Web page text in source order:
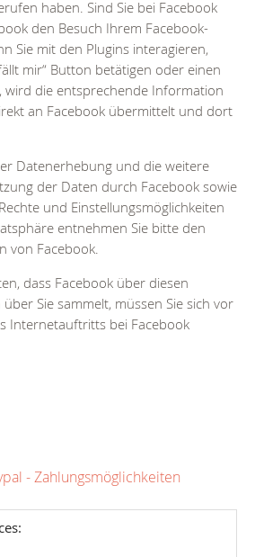
haben. Sind Sie bei Facebook
den Besuch Ihrem Facebook-
Sie mit den Plugins interagieren,
mir“ Button betätigen oder einen
wird die entsprechende Information
an Facebook übermittelt und dort
Datenerhebung und die weitere
der Daten durch Facebook sowie
und Einstellungsmöglichkeiten
entnehmen Sie bitte den
von Facebook.
dass Facebook über diesen
Sie sammelt, müssen Sie sich vor
Internetauftritts bei Facebook
- Zahlungsmöglichkeiten